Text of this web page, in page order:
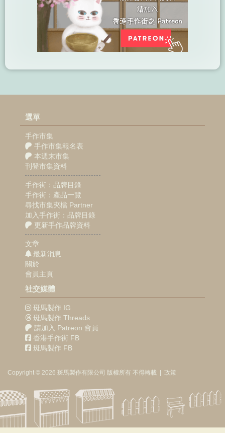
選單
手作市集
手作市集報名表
本週末市集
刊登市集資料
手作街：品牌目錄
手作街：產品一覽
尋找市集夾檔 Partner
加入手作街：品牌目錄
更新手作品牌資料
文章
最新消息
關於
會員主頁
社交媒體
斑馬製作 IG
斑馬製作 Threads
請加入 Patreon 會員
香港手作街 FB
斑馬製作 FB
Copyright © 2026 斑馬製作有限公司 版權所有 不得轉載 | 政策